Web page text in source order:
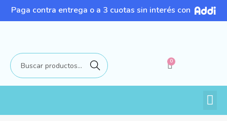
Paga contra entrega o a 3 cuotas sin interés con
Buscar 0